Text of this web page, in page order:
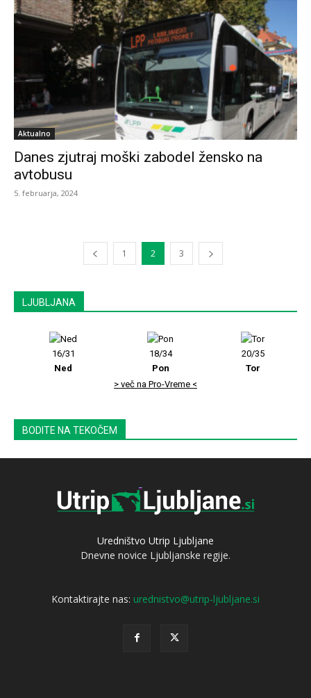
Aktualno
Danes zjutraj moški zabodel žensko na
avtobusu
5. februarja, 2024
1 2 3
LJUBLJANA
16/31
Ned
18/34
Pon
20/35
Tor
> več na Pro-Vreme <
BODITE NA TEKOČEM
Uredništvo Utrip Ljubljane
Dnevne novice Ljubljanske regije.
Kontaktirajte nas: urednistvo@utrip-ljubljane.si